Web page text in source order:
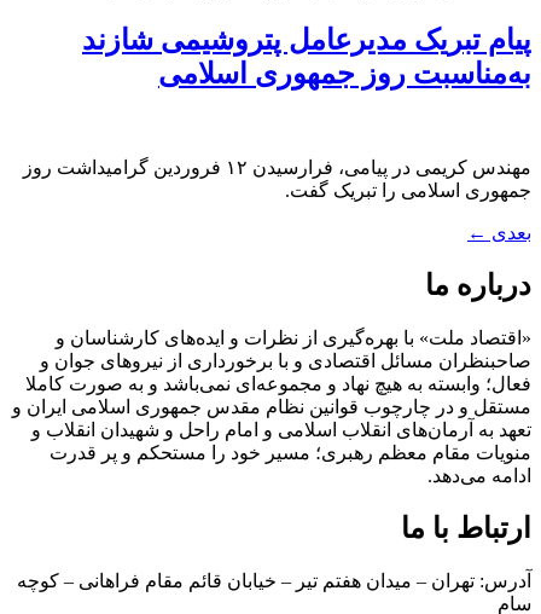
پیام تبریک مدیرعامل پتروشیمی شازند
به‌مناسبت روز جمهوری اسلامی
مهندس کریمی در پیامی، فرا‌رسیدن ۱۲ فروردین گرامیداشت روز
جمهوری اسلامی را تبریک گفت.
بعدی ←
درباره ما
«اقتصاد ملت» با بهره‌گیری از نظرات و ایده‌های کارشناسان و
صاحبنظران مسائل اقتصادی و با برخورداری از نیروهای جوان و
فعال؛ وابسته به هیچ نهاد و مجموعه‌ای نمی‌‌باشد و به صورت کاملا
مستقل و در چارچوب قوانین نظام مقدس جمهوری اسلامی ایران و
تعهد به آرمان‌های انقلاب اسلامی و امام راحل و شهیدان انقلاب و
منویات مقام معظم رهبری؛ مسیر خود را مستحکم و پر قدرت
ادامه می‌دهد.
ارتباط با ما
آدرس: تهران – میدان هفتم تیر – خیابان قائم مقام فراهانی – کوچه
سام